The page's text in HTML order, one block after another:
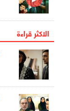
الاكثر قراءة